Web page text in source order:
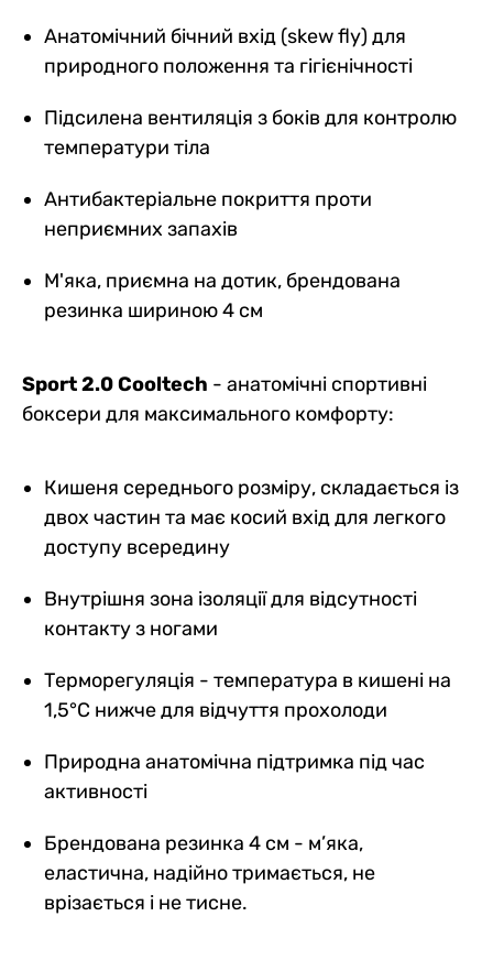
Анатомічний бічний вхід (skew fly) для
природного положення та гігієнічності
Підсилена вентиляція з боків для контролю
температури тіла
Антибактеріальне покриття проти
неприємних запахів
М'яка, приємна на дотик, брендована
резинка шириною 4 см
Sport 2.0 Cooltech - анатомічні спортивні
боксери для максимального комфорту:
Кишеня середнього розміру, складається із
двох частин та має косий вхід для легкого
доступу всередину
Внутрішня зона ізоляції для відсутності
контакту з ногами
Терморегуляція - температура в кишені на
1,5°C нижче для відчуття прохолоди
Природна анатомічна підтримка під час
активності
Брендована резинка 4 см - м’яка,
еластична, надійно тримається, не
врізається і не тисне.